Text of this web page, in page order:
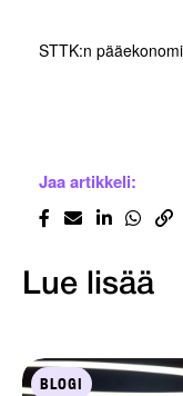
STTK:n
Jaa artikkeli:
Lue lisää
BLOGI